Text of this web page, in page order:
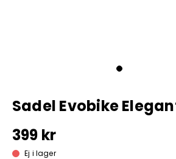
Sadel Evobike
399 kr
Ej i lager